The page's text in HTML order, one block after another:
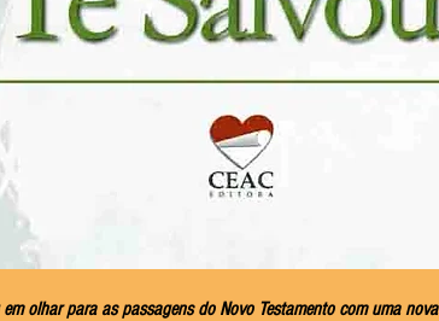
olhar para as passagens do Novo Testamento com uma nova